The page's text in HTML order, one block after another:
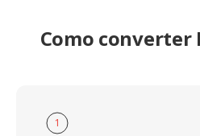
Como converter
1